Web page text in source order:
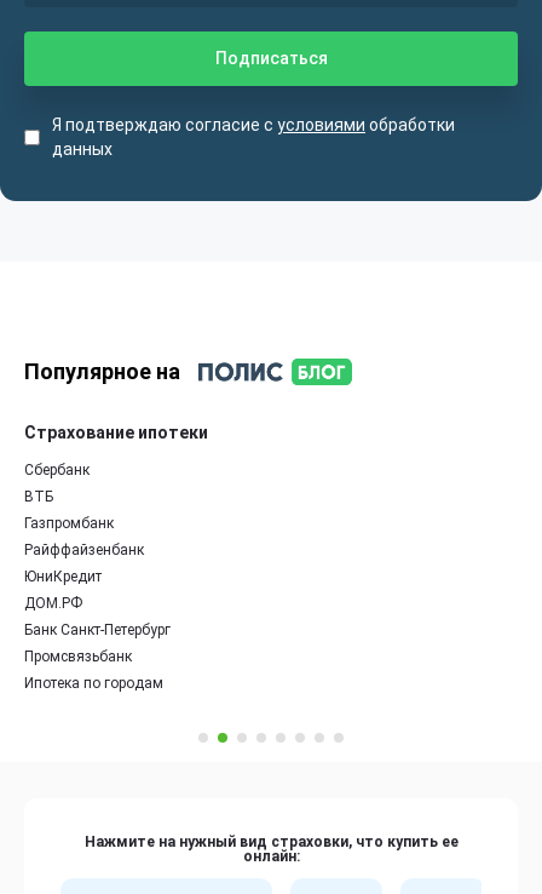
Я подтверждаю согласие с условиями обработки
данных
Популярное на
Страхование ипотеки
Сбербанк
ВТБ
Газпромбанк
Райффайзенбанк
ЮниКредит
ДОМ.РФ
Банк Санкт-Петербург
Промсвязьбанк
Ипотека по городам
Нажмите на нужный вид страховки, что купить ее
онлайн: